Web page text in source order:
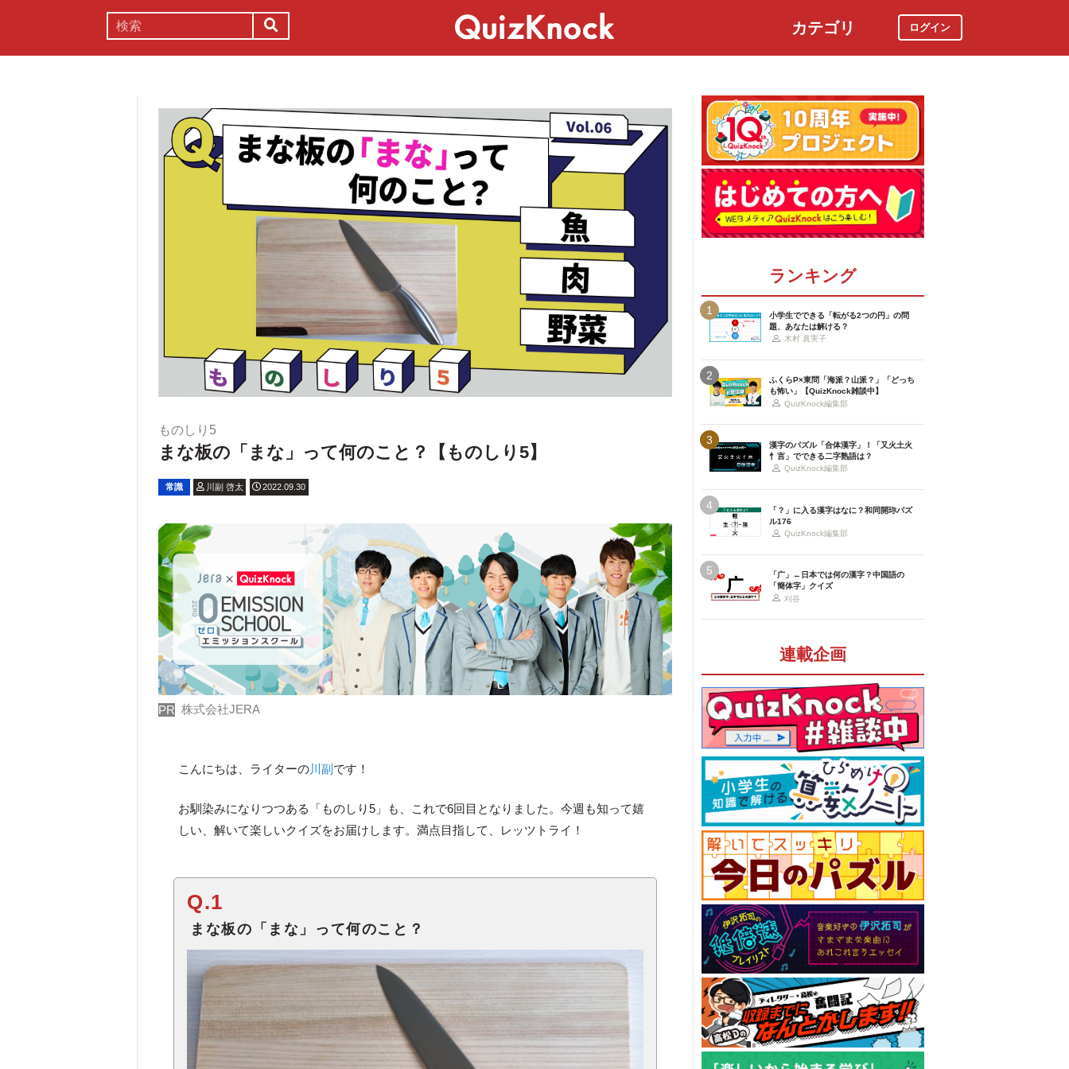
カテゴリ ログイン
ものしり5
まな板の「まな」って何のこと？【ものしり5】
常識 川副 啓太 2022.09.30
PR 株式会社JERA
こんにちは、ライターの川副 です！
お馴染みになりつつある「ものしり5」も、これで6回目となりました。今週も知って嬉
しい、解いて楽しいクイズをお届けします。満点目指して、レッツトライ！
Q.1
まな板の「まな」って何のこと？
ランキング
1
小学生でできる「転がる2つの円」の問
題、あなたは解ける？
木村 真実子
2
ふくらP×東問「海派？山派？」「どっち
も怖い」【QuizKnock雑談中】
QuizKnock編集部
3
漢字のパズル「合体漢字」！「又火土火
忄言」でできる二字熟語は？
QuizKnock編集部
4
「？」に入る漢字はなに？和同開珎パズ
ル176
QuizKnock編集部
5
「广」←日本では何の漢字？中国語の
「簡体字」クイズ
刈谷
連載企画